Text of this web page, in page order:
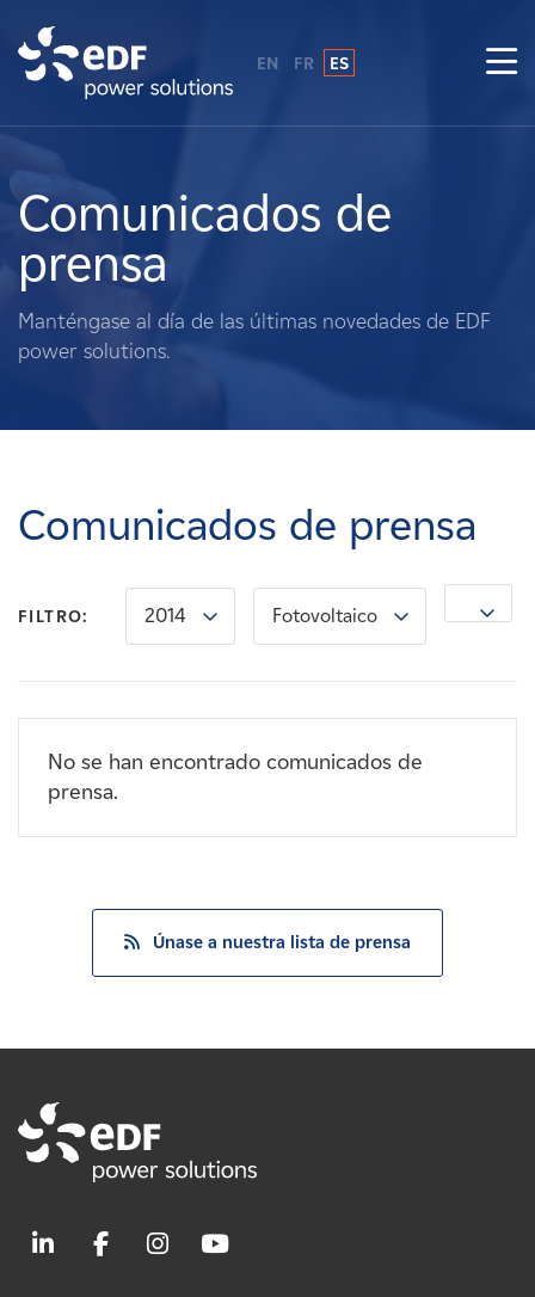
Sobre nosotros
Qué hacemos
Terratenientes
Carreras
Noticias
Afiliados
EN FR ES
Comunicados de
prensa
Manténgase al día de las últimas novedades de EDF
power solutions.
Comunicados de prensa
FILTRO: 2014 Fotovoltaico
No se han encontrado comunicados de
prensa.
Únase a nuestra lista de prensa